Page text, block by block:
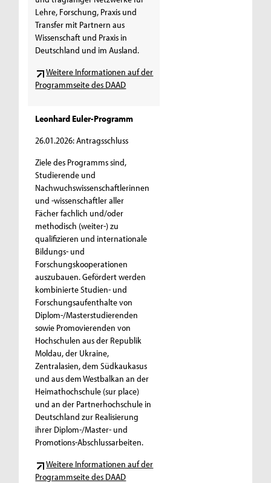
Lehre, Forschung, Praxis und
Transfer mit Partnern aus
Wissenschaft und Praxis in
Deutschland und im Ausland.
Weitere Informationen auf der
Programmseite des DAAD
Leonhard Euler-Programm
26.01.2026: Antragsschluss
Ziele des Programms sind,
Studierende und
Nachwuchswissenschaftlerinnen
und -wissenschaftler aller
Fächer fachlich und/oder
methodisch (weiter-) zu
qualifizieren und internationale
Bildungs- und
Forschungskooperationen
auszubauen. Gefördert werden
kombinierte Studien- und
Forschungsaufenthalte von
Diplom-/Masterstudierenden
sowie Promovierenden von
Hochschulen aus der Republik
Moldau, der Ukraine,
Zentralasien, dem Südkaukasus
und aus dem Westbalkan an der
Heimathochschule (sur place)
und an der Partnerhochschule in
Deutschland zur Realisierung
ihrer Diplom-/Master- und
Promotions-Abschlussarbeiten.
Weitere Informationen auf der
Programmseite des DAAD